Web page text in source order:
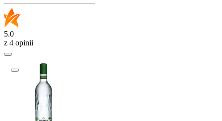
5.0
z 4 opinii